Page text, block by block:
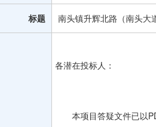
标题 南头镇升辉北路（南头大
各潜在投标人：
本项目答疑文件已以